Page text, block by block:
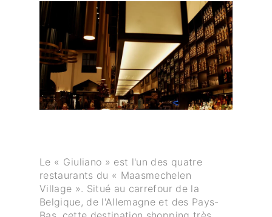
Le « Giuliano » est l'un des quatre
restaurants du « Maasmechelen
Village ». Situé au carrefour de la
Belgique, de l'Allemagne et des Pays-